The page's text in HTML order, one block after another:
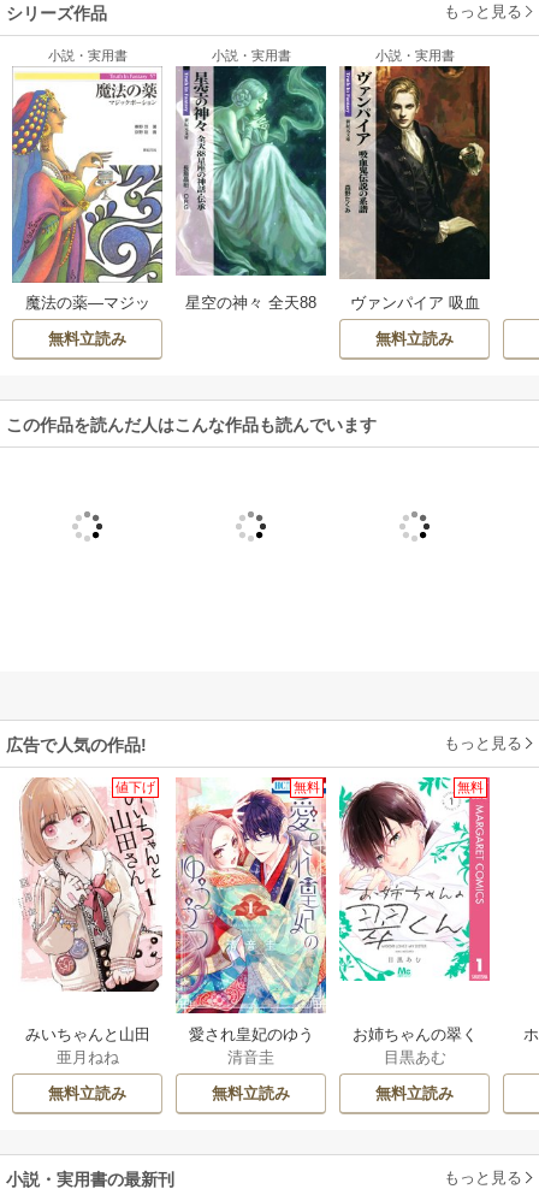
シリーズ作品 もっと見る
小説・実用書
魔法の薬―マジッ
クポーション
無料立読み
小説・実用書
星空の神々 全天88
小説・実用書
ヴァンパイア 吸血
鬼伝説の系譜
無料立読み
この作品を読んだ人はこんな作品も読んでいます
広告で人気の作品! もっと見る
値下げ
みいちゃんと山田
さん
亜月ねね
無料立読み
無料
愛され皇妃のゆう
うつ
清音圭
無料立読み
無料
お姉ちゃんの翠く
ん
目黒あむ
無料立読み
小説・実用書の最新刊 もっと見る